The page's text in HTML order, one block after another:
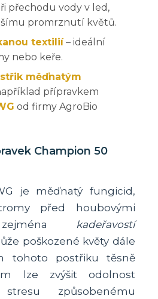
přechodu vody v led,
promrznutí květů.
textilií– ideální
nebo keře.
měďnatým
přípravkem
od firmy AgroBio
Champion 50
je měďnatý fungicid,
před houbovými
zejména
kadeřavostí
poškozené květy dále
tohoto postřiku těsně
lze zvýšit odolnost
způsobenému